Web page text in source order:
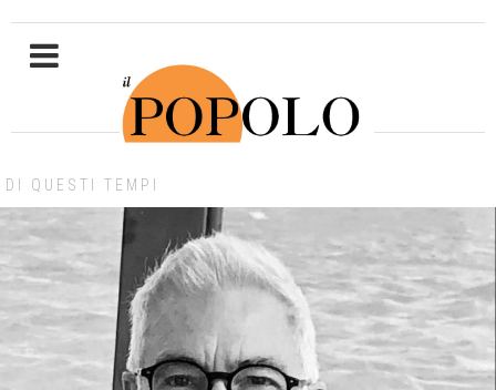
DI QUESTI TEMPI